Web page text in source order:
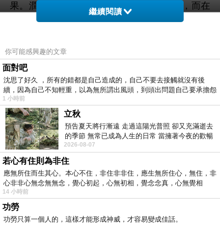
果。潤肺止咳壹直是梨子賴以成名的效果，而在
立秋這個時間段，梨子仿佛是專門為這個季節而
吃。脆甜，口感好，是這個季節必不可少的時令
水果。
3、蓮藕
在我國南方的壹些地區，藕是壹種每到天氣轉涼
時必吃的食材。在立秋這個時間段剛好是秋藕的
成熟季節。壹碗藕湯肯定可以讓妳回味無窮，而
且藕中含有豐富的膳食纖維和維生素C，含糖量
卻不高。甚至可以作為減肥的主要食材。
4、紅薯
眾所周知紅薯對脾，腎都是有好處的，既能健脾
益胃，又能滋補腎陰，這個季節吃，有利於身體
健康。不過不能多吃，相信大家都知道紅薯吃多
繼續閱讀
你可能感興趣的文章
面對吧
沈思了好久 ，所有的錯都是自己造成的，自己不要去接觸就沒有後
續，因為自己不知輕重，以為無所謂出風頭，到頭出問題自己要承擔怨
不
1 小時前
立秋
預告夏天將行漸遠 走過這陽光普照 卻又充滿逝去
的季節 無常已成為人生的日常 當擁著今夜的歡暢
舒心 轉眼驟成昨日 而明晨 太陽
2026-08-07
若心有住則為非住
應無所住而生其心。本心不住，非住非非住，應生無所住心，無住，非
心非非心無念無無念，覺心初起，心無初相，覺念念真，心無覺相
14 小時前
功勞
功勞只算一個人的，這樣才能形成神威，才容易變成佳話。